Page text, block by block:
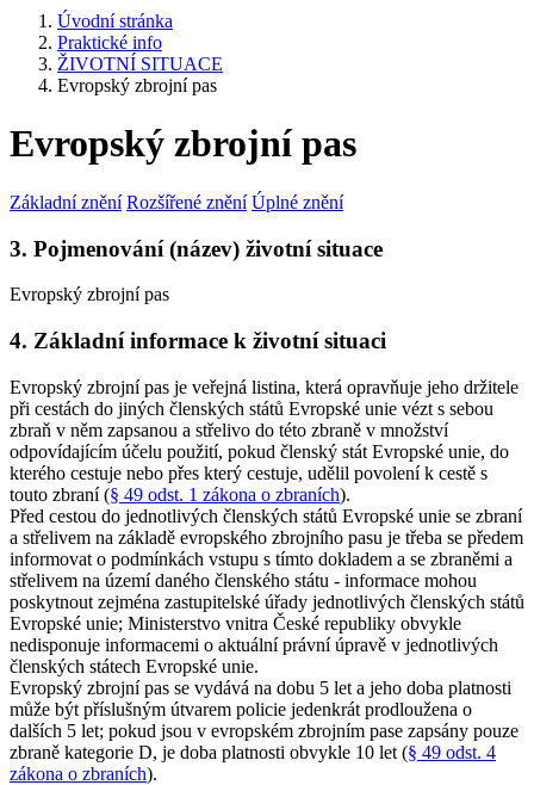
Úvodní stránka
Praktické info
ŽIVOTNÍ SITUACE
Evropský zbrojní pas
Evropský zbrojní pas
Základní znění Rozšířené znění Úplné znění
3. Pojmenování (název) životní situace
Evropský zbrojní pas
4. Základní informace k životní situaci
Evropský zbrojní pas je veřejná listina, která opravňuje jeho držitele
při cestách do jiných členských států Evropské unie vézt s sebou
zbraň v něm zapsanou a střelivo do této zbraně v množství
odpovídajícím účelu použití, pokud členský stát Evropské unie, do
kterého cestuje nebo přes který cestuje, udělil povolení k cestě s
touto zbraní (§ 49 odst. 1 zákona o zbraních).
Před cestou do jednotlivých členských států Evropské unie se zbraní
a střelivem na základě evropského zbrojního pasu je třeba se předem
informovat o podmínkách vstupu s tímto dokladem a se zbraněmi a
střelivem na území daného členského státu - informace mohou
poskytnout zejména zastupitelské úřady jednotlivých členských států
Evropské unie; Ministerstvo vnitra České republiky obvykle
nedisponuje informacemi o aktuální právní úpravě v jednotlivých
členských státech Evropské unie.
Evropský zbrojní pas se vydává na dobu 5 let a jeho doba platnosti
může být příslušným útvarem policie jedenkrát prodloužena o
dalších 5 let; pokud jsou v evropském zbrojním pase zapsány pouze
zbraně kategorie D, je doba platnosti obvykle 10 let (§ 49 odst. 4
zákona o zbraních).